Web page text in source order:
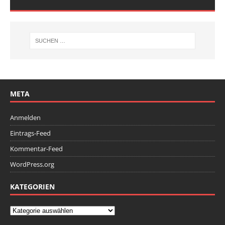
META
Anmelden
Eintrags-Feed
Kommentar-Feed
WordPress.org
KATEGORIEN